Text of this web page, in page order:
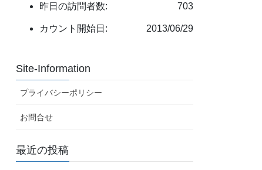
703
昨日の訪問者数:
2013/06/29
カウント開始日:
Site-Information
プライバシーポリシー
お問合せ
最近の投稿